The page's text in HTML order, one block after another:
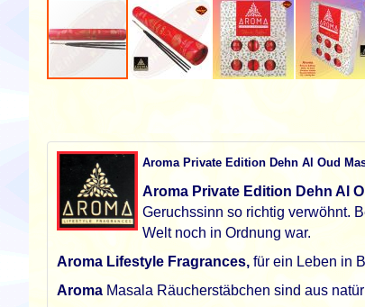
Bildgalerie
springen
Aroma Private Edition Dehn Al Oud
Aroma Private Edition Dehn Al
Geruchssinn so richtig verwöhnt.
Welt noch in Ordnung war.
Aroma Lifestyle Fragrances, für ein Leben in
Aroma Masala Räucherstäbchen sind aus